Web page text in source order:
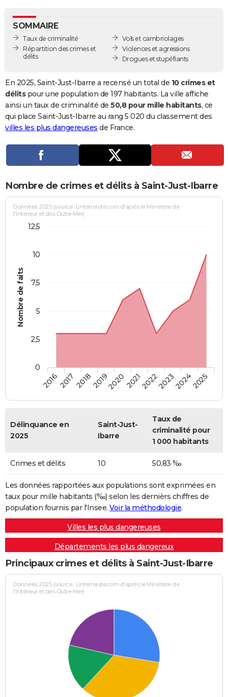
GUIDES D'ACHAT
BONS PLANS
Carte de Noël
Carte Bonne année
Carte Saint-Valentin
Carte Pâques
Carte d'anniversaire
DICTIONNAIRE
Dictionnaire
Biographies
Citations
Expressions
Proverbes
PROGRAMME TV
Se connecter
Entreprises
Service militaire
Avis de recherche
AVIS DE DÉCÈS
Bricolage
Lifestyle
Culture
Sport
Auto
Television
Voyage
Cinema
SOMMAIRE
Taux de criminalité
Répartition des crimes et
délits
Vols et cambriolages
Violences et agressions
Drogues et stupéfiants
En 2025, Saint-Just-Ibarre a recensé un total de 10 crimes et
délitspour une population de 197 habitants. La ville affiche
ainsi un taux de criminalité de 50,8 pour mille habitants, ce
qui place Saint-Just-Ibarre au rang 5 020 du classement des
villes les plus dangereuses de France.
Nombre de crimes et délits à Saint-Just-Ibarre
Nombre de faits
Données 2025 (source : Linternaute.com d'après le Ministère de
l'Intérieur et des Outre-Mer)
2016201720182019202020212022202320242025
0
2,5
5
7,5
10
12,5
Délinquance en
2025
Saint-Just-
Ibarre
Taux de
criminalité pour
1 000 habitants
Crimes et délits 10 50,83 ‰
Les données rapportées aux populations sont exprimées en
taux pour mille habitants (‰) selon les dernièrs chiffres de
population fournis par l'Insee. Voir la méthodologie.
Villes les plus dangereuses
Départements les plus dangereux
Principaux crimes et délits à Saint-Just-Ibarre
Données 2025 (source : Linternaute.com d'après le Ministère de
l'Intérieur et des Outre-Mer)